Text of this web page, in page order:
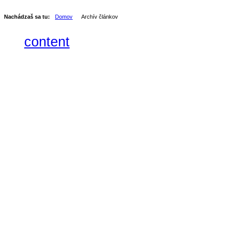
Nachádzaš sa tu: Domov Archív článkov
content